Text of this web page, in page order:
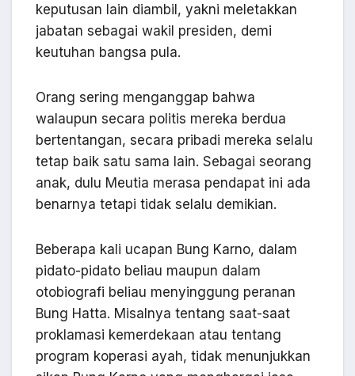
keputusan lain diambil, yakni meletakkan
jabatan sebagai wakil presiden, demi
keutuhan bangsa pula.
Orang sering menganggap bahwa
walaupun secara politis mereka berdua
bertentangan, secara pribadi mereka selalu
tetap baik satu sama lain. Sebagai seorang
anak, dulu Meutia merasa pendapat ini ada
benarnya tetapi tidak selalu demikian.
Beberapa kali ucapan Bung Karno, dalam
pidato-pidato beliau maupun dalam
otobiografi beliau menyinggung peranan
Bung Hatta. Misalnya tentang saat-saat
proklamasi kemerdekaan atau tentang
program koperasi ayah, tidak menunjukkan